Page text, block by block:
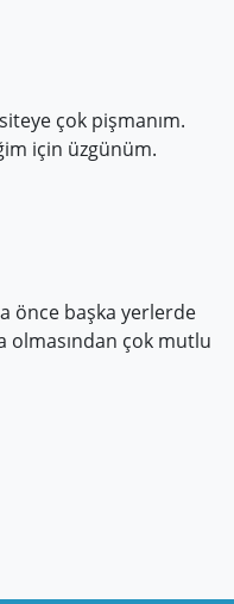
çok pişmanım.
için üzgünüm.
önce başka yerlerde
olmasından çok mutlu